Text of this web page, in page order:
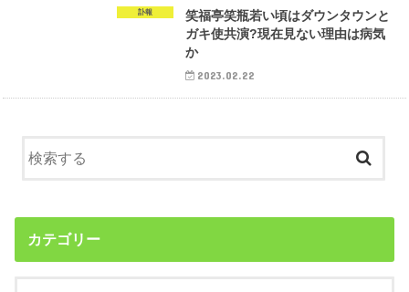
訃報
笑福亭笑瓶若い頃はダウンタウンと
ガキ使共演?現在見ない理由は病気
か
2023.02.22
カテゴリー